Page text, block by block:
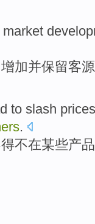
market
增加并保留客源
to slash prices
.
不在某些产品